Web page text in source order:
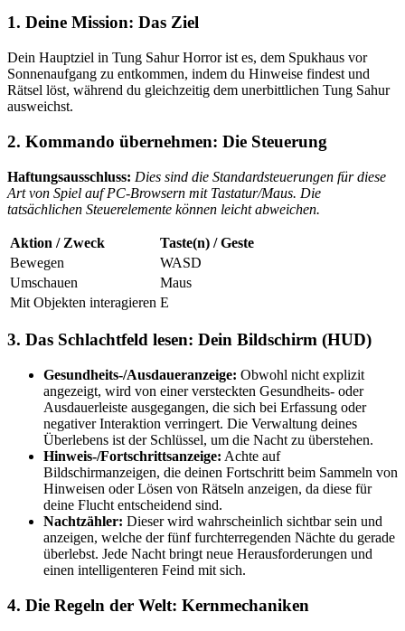
1. Deine Mission: Das Ziel
Dein Hauptziel in Tung Sahur Horror ist es, dem Spukhaus vor
Sonnenaufgang zu entkommen, indem du Hinweise findest und
Rätsel löst, während du gleichzeitig dem unerbittlichen Tung Sahur
ausweichst.
2. Kommando übernehmen: Die Steuerung
Haftungsausschluss: Dies sind die Standardsteuerungen für diese
Art von Spiel auf PC-Browsern mit Tastatur/Maus. Die
tatsächlichen Steuerelemente können leicht abweichen.
Aktion / Zweck
Taste(n) / Geste
Bewegen
WASD
Umschauen
Maus
Mit Objekten interagieren E
3. Das Schlachtfeld lesen: Dein Bildschirm (HUD)
Gesundheits-/Ausdaueranzeige: Obwohl nicht explizit
angezeigt, wird von einer versteckten Gesundheits- oder
Ausdauerleiste ausgegangen, die sich bei Erfassung oder
negativer Interaktion verringert. Die Verwaltung deines
Überlebens ist der Schlüssel, um die Nacht zu überstehen.
Hinweis-/Fortschrittsanzeige: Achte auf
Bildschirmanzeigen, die deinen Fortschritt beim Sammeln von
Hinweisen oder Lösen von Rätseln anzeigen, da diese für
deine Flucht entscheidend sind.
Nachtzähler: Dieser wird wahrscheinlich sichtbar sein und
anzeigen, welche der fünf furchterregenden Nächte du gerade
überlebst. Jede Nacht bringt neue Herausforderungen und
einen intelligenteren Feind mit sich.
4. Die Regeln der Welt: Kernmechaniken